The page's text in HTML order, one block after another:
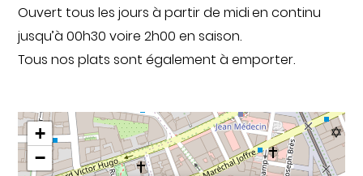
Ouvert tous les jours à partir de midien continu
jusqu’à 00h30 voire 2h00 en saison.
Tous nos plats sont également à emporter.
+
−